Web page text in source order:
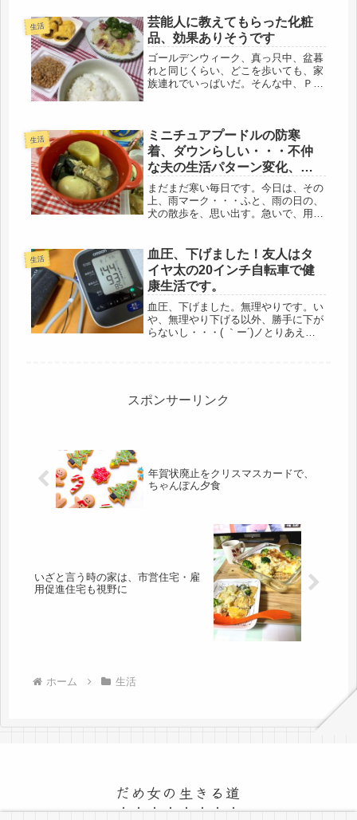
いない部分も多い。それから、6年経
過し、家は、一段と古くなり、住人...
生活
芸能人に教えてもらった化粧
品、効果ありそうです
ゴールデンウィーク、真っ只中、盆暮
れと同じくらい、どこを歩いても、家
族連れでいっぱいだ。そんな中、ＰＣ
を掲げているものの、もしかして、こ
の性...
生活
ミニチュアプードルの防寒
着、ダウンらしい・・・不仲
な夫の生活パターン変化、フ
ロにゆっくり入れる（笑）
まだまだ寒い毎日です。今日は、その
上、雨マーク・・・ふと、雨の日の、
犬の散歩を、思い出す。急いで、用を
ながって、見かけるたびに、素晴らし
いなと思う。（＾－＾）職場で、ミニ
チ...
生活
血圧、下げました！友人はタ
イヤ太の20インチ自転車で健
康生活です。
血圧、下げました。無理やりです。い
や、無理やり下げる以外、勝手に下が
らないし・・・( ｀ー´)ノとりあえ
スポンサーリンク
年賀状廃止をクリスマスカードで、
ちゃんぽん夕食
いざと言う時の家は、市営住宅・雇
用促進住宅も視野に
ホーム 生活
だめ女の生きる道